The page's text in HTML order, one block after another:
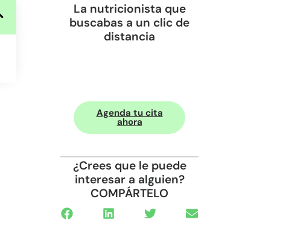
La nutricionista que
buscabas a un clic de
distancia
Agenda tu cita
ahora
¿Crees que le puede
interesar a alguien?
COMPÁRTELO